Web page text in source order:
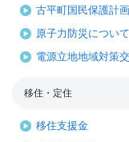
古平町国民保護計画
原子力防災について
電源立地地域対策
移住・定住
移住支援金